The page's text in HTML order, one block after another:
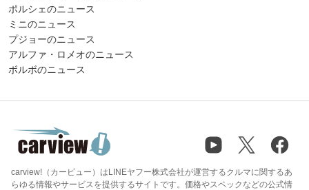
ポルシェのニュース
ミニのニュース
プジョーのニュース
アルファ・ロメオのニュース
ボルボのニュース
carview!（カービュー）はLINEヤフー株式会社が運営するクルマに関するあ
らゆる情報やサービスを提供するサイトです。価格やスペックなどの公式情